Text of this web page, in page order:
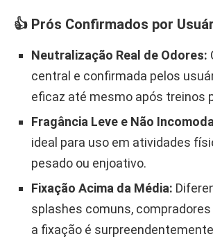
👍 Prós Confirmados por
Neutralização Real de Odores:
central e confirmada pelos
eficaz até mesmo após treinos
Fragância Leve e Não
ideal para uso em atividades
pesado ou enjoativo.
Fixação Acima da Média:
splashes comuns,
a fixação é